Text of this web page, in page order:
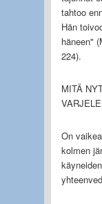
tahtoo
Hän
häneen"
224).
MITÄ
On
kolmen